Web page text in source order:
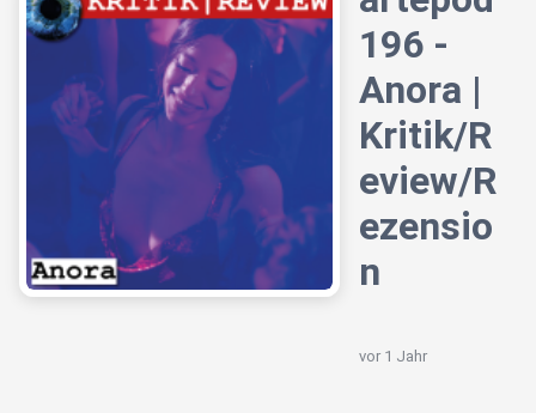
196 -
Anora |
Kritik/R
eview/R
ezensio
n
vor 1 Jahr